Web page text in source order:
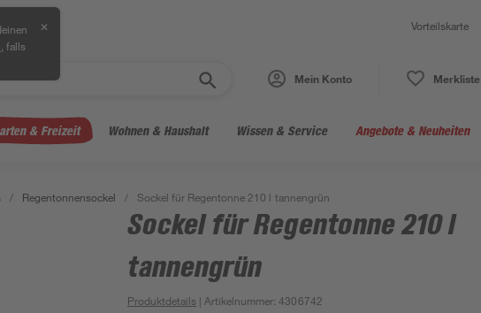
, falls
✕ Vorteilskarte
Mein Konto Merkliste
& Freizeit Wohnen & Haushalt Wissen & Service Angebote & Neuheiten
/ Regentonnensockel / Sockel für Regentonne 210 l tannengrün
Sockel für Regentonne 210 l
tannengrün
Produktdetails | Artikelnummer:4306742